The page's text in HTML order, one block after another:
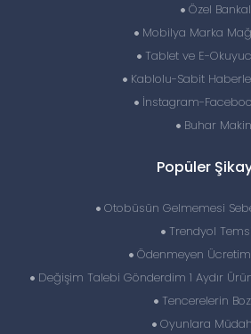
Özel
Mobilya Marka
Tablet ve E-
Kablolu-Sabit
İnstagram-
Buhar
Popüler
Otobüsün Gelmemesi
Trendyol
Ödenmeyen
Değişim Talebi Gönderdim 1 Aydır
Tencerelerin
Oyunlara